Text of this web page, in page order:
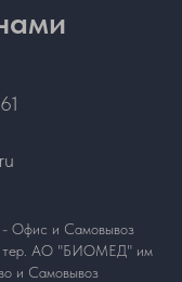
- Офис и Самовывоз
тер. АО "БИОМЕД" им
и Самовывоз